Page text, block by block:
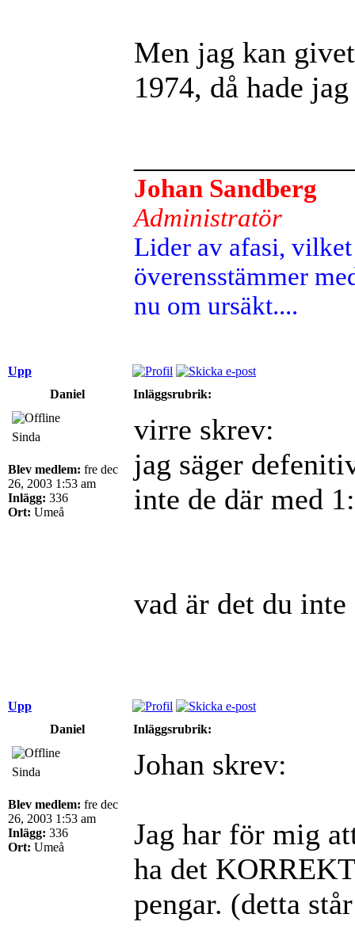
Men jag kan
1974, då hade
Johan Sandberg
Administratör
Lider av afasi,
överensstämmer
nu om ursäkt....
Upp
Daniel
Inläggsrubrik:
Sinda
Blev medlem: fre dec
26, 2003 1:53 am
Inlägg: 336
Ort: Umeå
virre skrev:
jag säger
inte de där med
vad är det du
Upp
Daniel
Inläggsrubrik:
Sinda
Blev medlem: fre dec
26, 2003 1:53 am
Inlägg: 336
Ort: Umeå
Johan skrev:
Jag har för mig
ha det
pengar. (detta